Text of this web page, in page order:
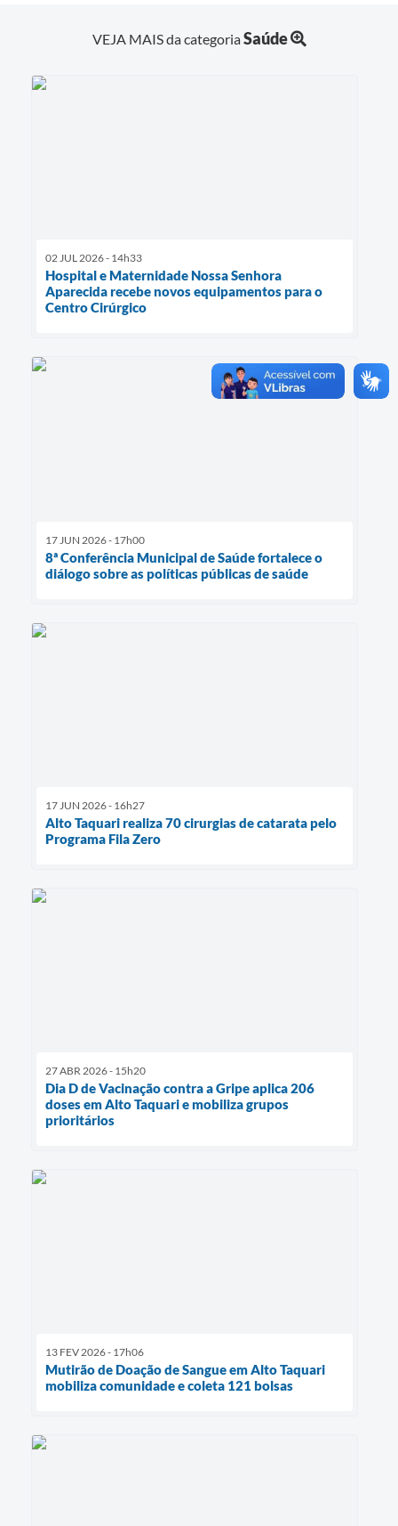
VEJA MAIS da categoriaSaúde
02 JUL 2026 - 14h33
Hospital e Maternidade Nossa Senhora
Aparecida recebe novos equipamentos para o
Centro Cirúrgico
17 JUN 2026 - 17h00
8ª Conferência Municipal de Saúde fortalece o
diálogo sobre as políticas públicas de saúde
17 JUN 2026 - 16h27
Alto Taquari realiza 70 cirurgias de catarata pelo
Programa Fila Zero
27 ABR 2026 - 15h20
Dia D de Vacinação contra a Gripe aplica 206
doses em Alto Taquari e mobiliza grupos
prioritários
13 FEV 2026 - 17h06
Mutirão de Doação de Sangue em Alto Taquari
mobiliza comunidade e coleta 121 bolsas